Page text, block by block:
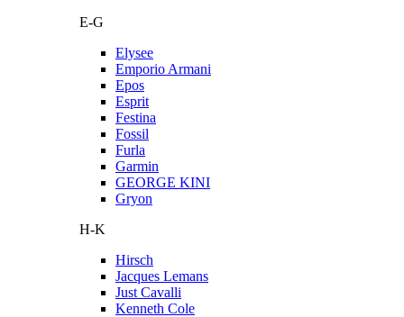
E-G
Elysee
Emporio Armani
Epos
Esprit
Festina
Fossil
Furla
Garmin
GEORGE KINI
Gryon
H-K
Hirsch
Jacques Lemans
Just Cavalli
Kenneth Cole